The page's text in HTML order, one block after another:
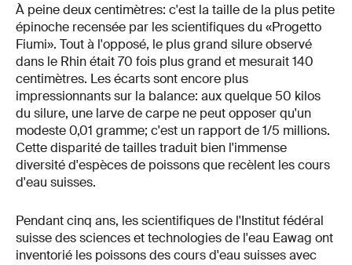
À peine deux centimètres: c'est la taille de la plus petite
épinoche recensée par les scientifiques du «Progetto
Fiumi». Tout à l'opposé, le plus grand silure observé
dans le Rhin était 70 fois plus grand et mesurait 140
centimètres. Les écarts sont encore plus
impressionnants sur la balance: aux quelque 50 kilos
du silure, une larve de carpe ne peut opposer qu'un
modeste 0,01 gramme; c'est un rapport de 1/5 millions.
Cette disparité de tailles traduit bien l'immense
diversité d'espèces de poissons que recèlent les cours
d'eau suisses.
Pendant cinq ans, les scientifiques de l'Institut fédéral
suisse des sciences et technologies de l'eau Eawag ont
inventorié les poissons des cours d'eau suisses avec